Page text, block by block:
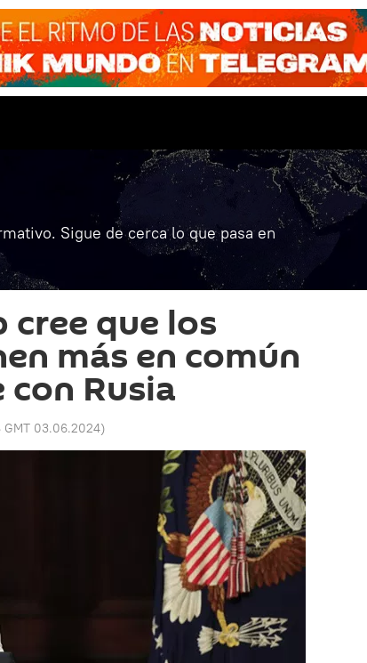
Sigue de cerca lo que pasa en
que los
más en común
con Rusia
GMT 03.06.2024)